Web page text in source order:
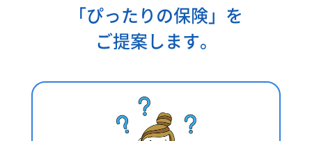
「ぴったりの保険」を
ご提案します。